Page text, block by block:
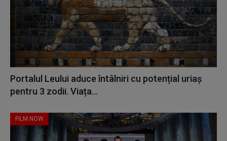
Portalul Leului aduce întâlniri cu potențial uriaș
pentru 3 zodii. Viața...
FILM NOW